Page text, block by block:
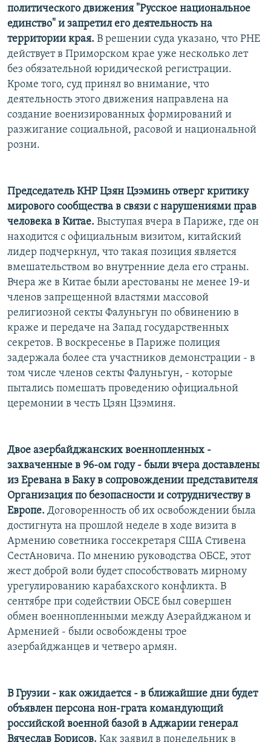
политического движения "Русское национальное
единство" и запретил его деятельность на
территории края. В решении суда указано, что РНЕ
действует в Приморском крае уже несколько лет
без обязательной юридической регистрации.
Кроме того, суд принял во внимание, что
деятельность этого движения направлена на
создание военизированных формирований и
разжигание социальной, расовой и национальной
розни.
Председатель КНР Цзян Цзэминь отверг критику
мирового сообщества в связи с нарушениями прав
человека в Китае. Выступая вчера в Париже, где он
находится с официальным визитом, китайский
лидер подчеркнул, что такая позиция является
вмешательством во внутренние дела его страны.
Вчера же в Китае были арестованы не менее 19-и
членов запрещенной властями массовой
религиозной секты Фалуньгун по обвинению в
краже и передаче на Запад государственных
секретов. В воскресенье в Париже полиция
задержала более ста участников демонстрации - в
том числе членов секты Фалуньгун, - которые
пытались помешать проведению официальной
церемонии в честь Цзян Цзэминя.
Двое азербайджанских военнопленных -
захваченные в 96-ом году - были вчера доставлены
из Еревана в Баку в сопровождении представителя
Организация по безопасности и сотрудничеству в
Европе. Договоренность об их освобождении была
достигнута на прошлой неделе в ходе визита в
Армению советника госсекретаря США Стивена
СестАновича. По мнению руководства ОБСЕ, этот
жест доброй воли будет способствовать мирному
урегулированию карабахского конфликта. В
сентябре при содействии ОБСЕ был совершен
обмен военнопленными между Азерайджаном и
Арменией - были освобождены трое
азербайджанцев и четверо армян.
В Грузии - как ожидается - в ближайшие дни будет
объявлен персона нон-грата командующий
российской военной базой в Аджарии генерал
Вячеслав Борисов. Как заявил в понедельник в